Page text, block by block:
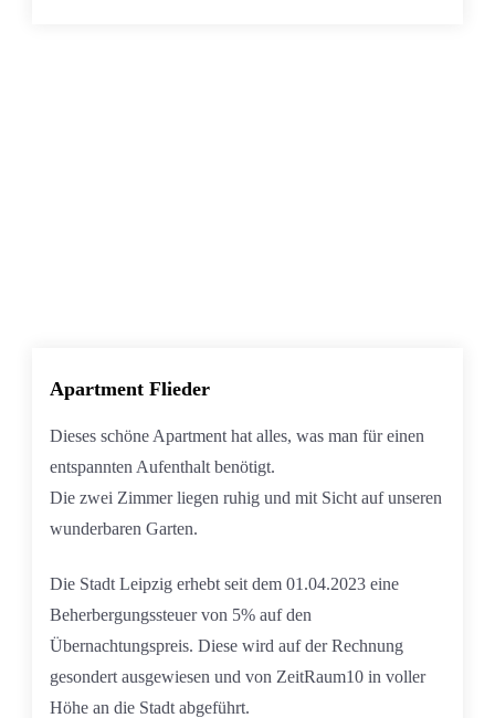
Apartment Flieder
Dieses schöne Apartment hat alles, was man für einen
entspannten Aufenthalt benötigt.
Die zwei Zimmer liegen ruhig und mit Sicht auf unseren
wunderbaren Garten.
Die Stadt Leipzig erhebt seit dem 01.04.2023 eine
Beherbergungssteuer von 5% auf den
Übernachtungspreis. Diese wird auf der Rechnung
gesondert ausgewiesen und von ZeitRaum10 in voller
Höhe an die Stadt abgeführt.